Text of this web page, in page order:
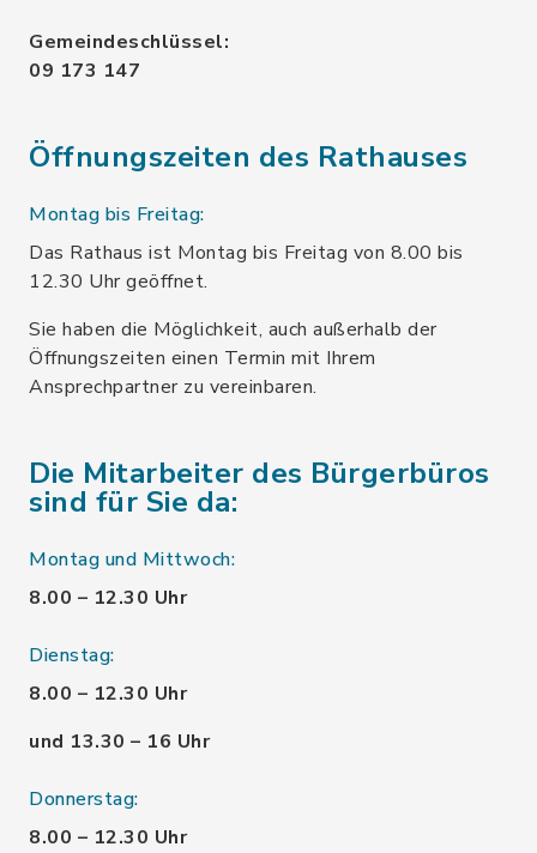
Gemeindeschlüssel:
09 173 147
Öffnungszeiten des Rathauses
Montag bis Freitag:
Das Rathaus ist Montag bis Freitag von 8.00 bis
12.30 Uhr geöffnet.
Sie haben die Möglichkeit, auch außerhalb der
Öffnungszeiten einen Termin mit Ihrem
Ansprechpartner zu vereinbaren.
Die Mitarbeiter des Bürgerbüros
sind für Sie da:
Montag und Mittwoch:
8.00 – 12.30 Uhr
Dienstag:
8.00 – 12.30 Uhr
und 13.30 – 16 Uhr
Donnerstag:
8.00 – 12.30 Uhr